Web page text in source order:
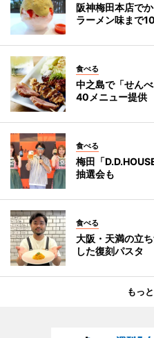
阪神梅田本店で
ラーメン味まで
食べる
中之島で「せん
40メニュー提供
食べる
梅田「
抽選会も
食べる
大阪・天満の立
した復刻パスタ
もっ